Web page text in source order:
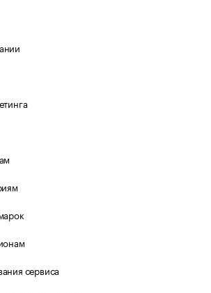
сервиса